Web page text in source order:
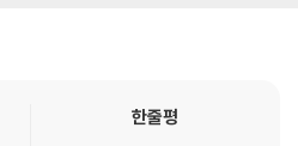
리가 아는 사람이 아니고 언어, 피부색,
칸트의 정언명령(네 의지의 준칙이 언
이 급변하는 21세기, 개인이나 가족의
한줄평